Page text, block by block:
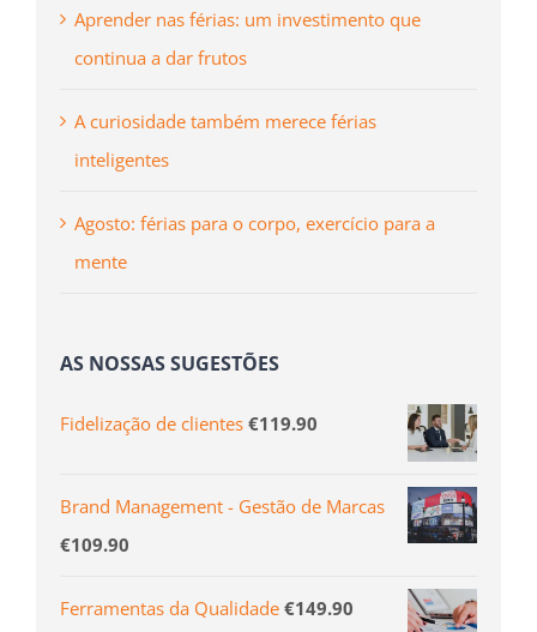
Aprender nas férias: um investimento que
continua a dar frutos
A curiosidade também merece férias
inteligentes
Agosto: férias para o corpo, exercício para a
mente
AS NOSSAS SUGESTÕES
Fidelização de clientes €119.90
Brand Management - Gestão de Marcas
€109.90
Ferramentas da Qualidade €149.90